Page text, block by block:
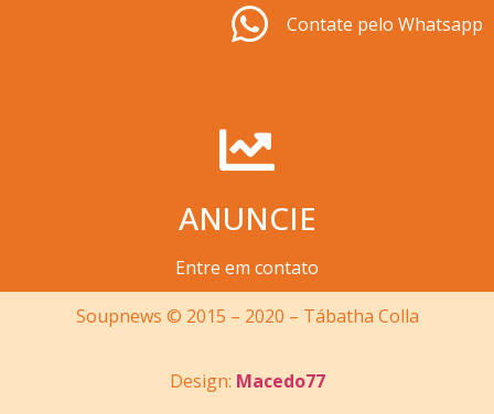
Contate pelo Whatsapp
ANUNCIE
Entre em contato
Soupnews © 2015 – 2020 – Tábatha Colla
Design: Macedo77